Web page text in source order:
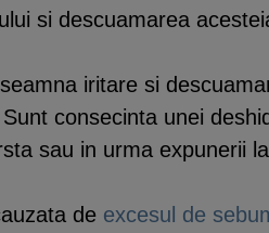
si descuamarea
iritare si
consecinta unei
sau in urma expunerii
de excesul de